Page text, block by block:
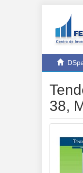
38,